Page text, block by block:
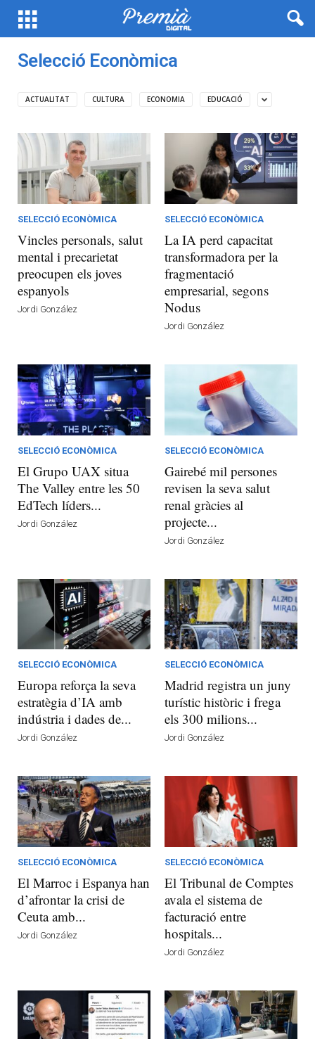
Selecció Econòmica
ACTUALITAT CULTURA ECONOMIA EDUCACIÓ
SELECCIÓ ECONÒMICA
Vincles personals, salut
mental i precarietat
preocupen els joves
espanyols
Jordi González
SELECCIÓ ECONÒMICA
La IA perd capacitat
transformadora per la
fragmentació
empresarial, segons
Nodus
Jordi González
SELECCIÓ ECONÒMICA
El Grupo UAX situa
The Valley entre les 50
EdTech líders...
Jordi González
SELECCIÓ ECONÒMICA
Gairebé mil persones
revisen la seva salut
renal gràcies al
projecte...
Jordi González
SELECCIÓ ECONÒMICA
Europa reforça la seva
estratègia d’IA amb
indústria i dades de...
Jordi González
SELECCIÓ ECONÒMICA
Madrid registra un juny
turístic històric i frega
els 300 milions...
Jordi González
SELECCIÓ ECONÒMICA
El Marroc i Espanya han
d’afrontar la crisi de
Ceuta amb...
Jordi González
SELECCIÓ ECONÒMICA
El Tribunal de Comptes
avala el sistema de
facturació entre
hospitals...
Jordi González